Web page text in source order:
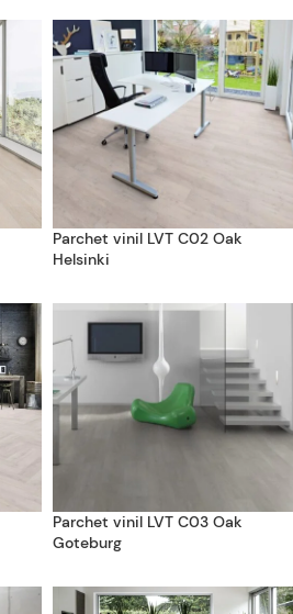
Parchet vinil LVT C02 Oak
Helsinki
Parchet vinil LVT C03 Oak
Goteburg